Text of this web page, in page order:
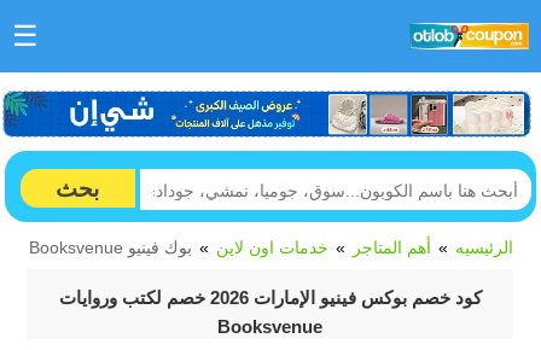
☰
بحث
الرئيسيه أهم المتاجر خدمات اون لاين بوك فينيو Booksvenue
كود خصم بوكس فينيو الإمارات 2026 خصم لكتب وروايات
Booksvenue